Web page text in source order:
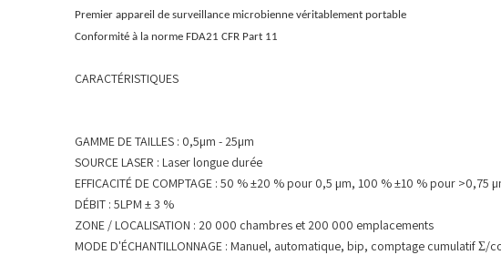
Premier appareil de surveillance microbienne véritablement portable
Conformité à la norme FDA21 CFR Part 11
CARACTÉRISTIQUES
GAMME DE TAILLES : 0,5µm - 25µm
SOURCE LASER : Laser longue durée
EFFICACITÉ DE COMPTAGE : 50 % ±20 % pour 0,5 µm, 100 % ±10 % pour
DÉBIT : 5LPM ± 3 %
ZONE / LOCALISATION : 20 000 chambres et 200 000 emplacements
MODE D'ÉCHANTILLONNAGE : Manuel, automatique, bip, comptage cumulatif